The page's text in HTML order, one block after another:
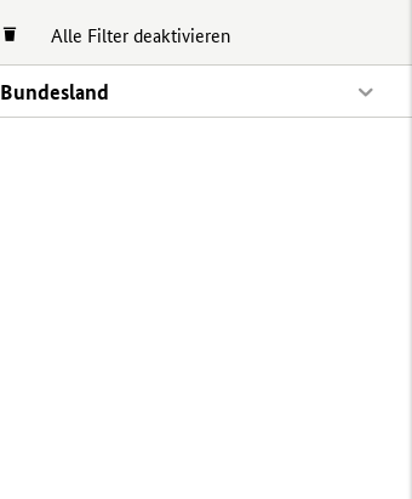
Alle Filter deaktivieren
Bundesland